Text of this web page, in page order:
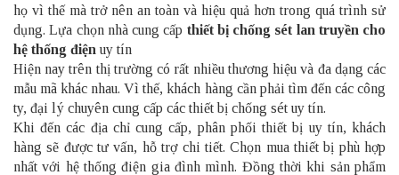
họ vì thế mà trở nên an toàn và hiệu quả hơn trong quá trình sử
dụng.Lựa chọn nhà cung cấp thiết bị chống sét lan truyền cho
hệ thống điện uy tín
Hiện nay trên thị trường có rất nhiều thương hiệu và đa dạng các
mẫu mã khác nhau. Vì thế, khách hàng cần phải tìm đến các công
ty, đại lý chuyên cung cấp các thiết bị chống sét uy tín.
Khi đến các địa chỉ cung cấp, phân phối thiết bị uy tín, khách
hàng sẽ được tư vấn, hỗ trợ chi tiết. Chọn mua thiết bị phù hợp
nhất với hệ thống điện gia đình mình. Đồng thời khi sản phẩm